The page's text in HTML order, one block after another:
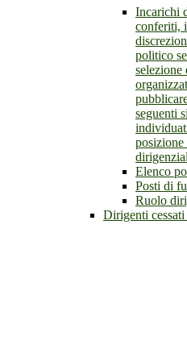
Incarichi
conferiti,
politico
seguenti
Elenco
Posti di
Ruolo
Dirigenti cessati